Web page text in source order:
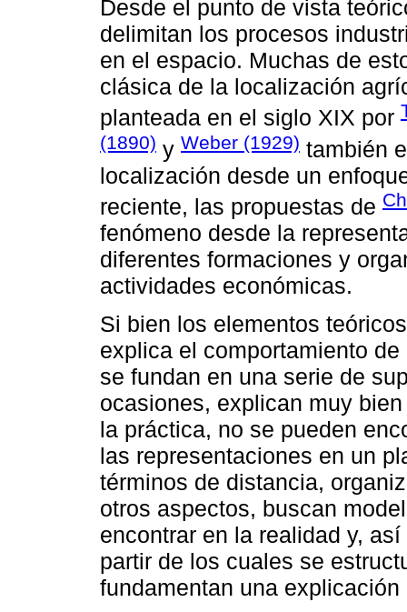
Desde el punto de vista
delimitan los procesos
en el espacio. Muchas de
clásica de la localización
planteada en el siglo XIX por
(1890) y Weber (1929) también
localización desde un
reciente, las propuestas de
fenómeno desde la
diferentes formaciones y
actividades económicas.
Si bien los elementos
explica el comportamiento
se fundan en una serie de
ocasiones, explican muy
la práctica, no se pueden
las representaciones en un
términos de distancia,
otros aspectos, buscan
encontrar en la realidad y,
partir de los cuales se
fundamentan una